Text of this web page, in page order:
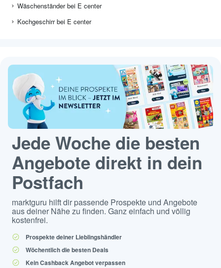
Wäschenständer bei E center
Kochgeschirr bei E center
Jede Woche die besten
Angebote direkt in dein
Postfach
marktguru hilft dir passende Prospekte und Angebote
aus deiner Nähe zu finden. Ganz einfach und völlig
kostenfrei.
Prospekte deiner Lieblingshändler
Wöchentlich die besten Deals
Kein Cashback Angebot verpassen